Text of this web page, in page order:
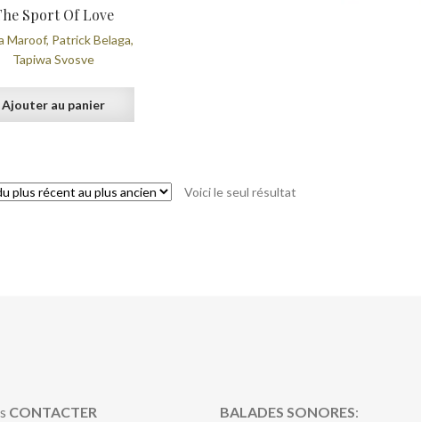
Sport Of Love
Maroof, Patrick Belaga,
Tapiwa Svosve
Ajouter au panier
Voici le seul résultat
CONTACTER
BALADES SONORES: